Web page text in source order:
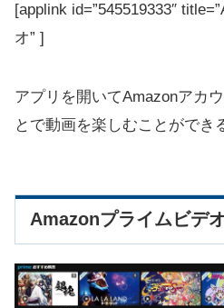
[applink id=”545519333″
オ” ]
アプリを開いてAmazonアカ
とで動画を楽しむことができ
Amazonプライムビデ